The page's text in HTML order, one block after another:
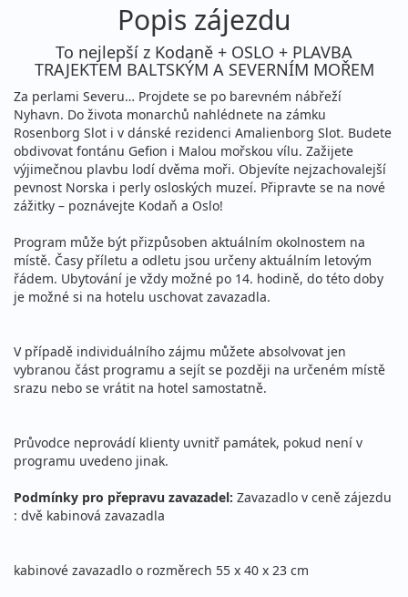
Popis zájezdu
To nejlepší z Kodaně + OSLO + PLAVBA
TRAJEKTEM BALTSKÝM A SEVERNÍM MOŘEM
Za perlami Severu… Projdete se po barevném nábřeží
Nyhavn. Do života monarchů nahlédnete na zámku
Rosenborg Slot i v dánské rezidenci Amalienborg Slot. Budete
obdivovat fontánu Gefion i Malou mořskou vílu. Zažijete
výjimečnou plavbu lodí dvěma moři. Objevíte nejzachovalejší
pevnost Norska i perly osloských muzeí. Připravte se na nové
zážitky – poznávejte Kodaň a Oslo!
Program může být přizpůsoben aktuálním okolnostem na
místě. Časy příletu a odletu jsou určeny aktuálním letovým
řádem. Ubytování je vždy možné po 14. hodině, do této doby
je možné si na hotelu uschovat zavazadla.
V případě individuálního zájmu můžete absolvovat jen
vybranou část programu a sejít se později na určeném místě
srazu nebo se vrátit na hotel samostatně.
Průvodce neprovádí klienty uvnitř památek, pokud není v
programu uvedeno jinak.
Podmínky pro přepravu zavazadel: Zavazadlo v ceně zájezdu
: dvě kabinová zavazadla
kabinové zavazadlo o rozměrech 55 x 40 x 23 cm